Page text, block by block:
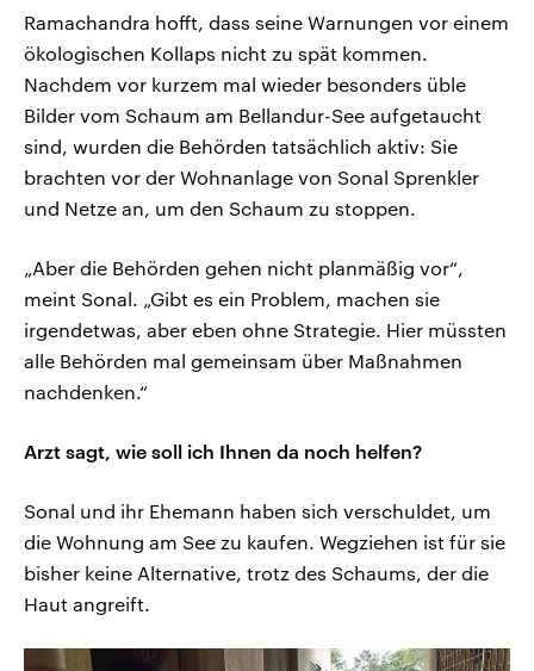
Ramachandra hofft, dass seine Warnungen vor einem
ökologischen Kollaps nicht zu spät kommen.
Nachdem vor kurzem mal wieder besonders üble
Bilder vom Schaum am Bellandur-See aufgetaucht
sind, wurden die Behörden tatsächlich aktiv: Sie
brachten vor der Wohnanlage von Sonal Sprenkler
und Netze an, um den Schaum zu stoppen.
„Aber die Behörden gehen nicht planmäßig vor“,
meint Sonal. „Gibt es ein Problem, machen sie
irgendetwas, aber eben ohne Strategie. Hier müssten
alle Behörden mal gemeinsam über Maßnahmen
nachdenken.“
Arzt sagt, wie soll ich Ihnen da noch helfen?
Sonal und ihr Ehemann haben sich verschuldet, um
die Wohnung am See zu kaufen. Wegziehen ist für sie
bisher keine Alternative, trotz des Schaums, der die
Haut angreift.